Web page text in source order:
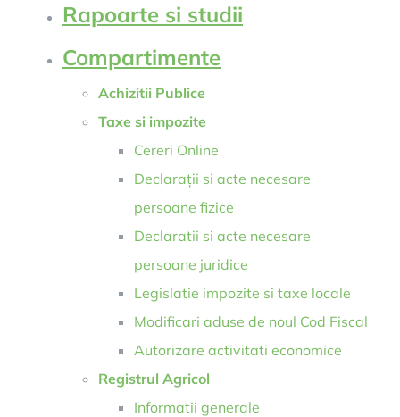
Rapoarte si studii
Compartimente
Achizitii Publice
Taxe si impozite
Cereri Online
Declarații si acte necesare
persoane fizice
Declaratii si acte necesare
persoane juridice
Legislatie impozite si taxe locale
Modificari aduse de noul Cod Fiscal
Autorizare activitati economice
Registrul Agricol
Informatii generale